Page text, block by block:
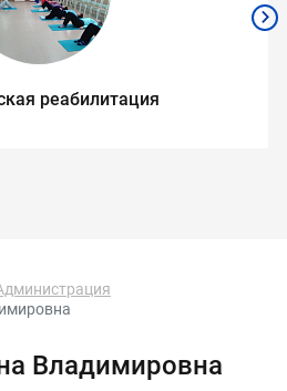
реабилитация
Владимировна